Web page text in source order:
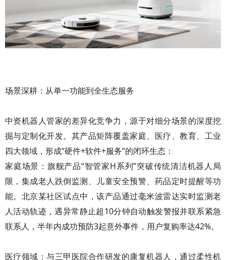
场景深耕：从单一功能到全生态服务
中资机器人管家的差异化竞争力，源于对细分场景的深度挖
掘与定制化开发。其产品矩阵覆盖家庭、医疗、教育、工业
四大领域，形成“硬件+软件+服务”的闭环生态：
家庭场景：旗舰产品“智管家H系列”突破传统清洁机器人局
限，集成老人跌倒监测、儿童安全预警、药品定时提醒等功
能。北京某社区试点中，该产品通过毫米波雷达实时监测老
人活动轨迹，遇异常静止超10分钟自动触发警报并联系紧急
联系人，半年内成功预防3起意外事件，用户复购率达42%。
医疗领域：与三甲医院合作研发的康复机器人，通过柔性机